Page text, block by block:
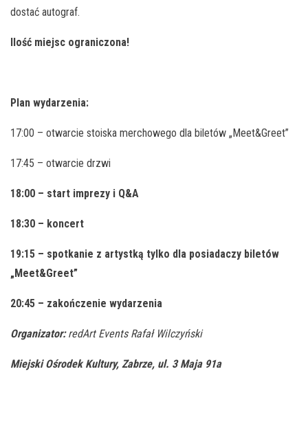
dostać autograf.
Ilość miejsc ograniczona!
Plan wydarzenia:
17:00 – otwarcie stoiska merchowego dla biletów „Meet&Greet”
17:45 – otwarcie drzwi
18:00 – start imprezy i Q&A
18:30 – koncert
19:15 – spotkanie z artystką tylko dla posiadaczy biletów
„Meet&Greet”
20:45 – zakończenie wydarzenia
Organizator:redArt Events Rafał Wilczyński
Miejski Ośrodek Kultury, Zabrze, ul. 3 Maja 91a